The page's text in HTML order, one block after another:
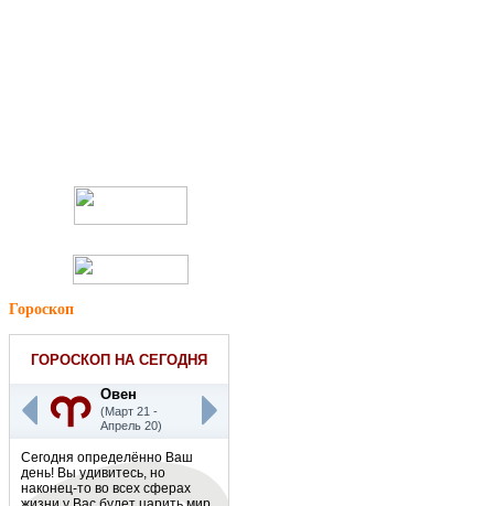
Гороскоп
ГОРОСКОП НА СЕГОДНЯ
Овен
(Март 21 -
Апрель 20)
Сегодня определённо Ваш
день! Вы удивитесь, но
наконец-то во всех сферах